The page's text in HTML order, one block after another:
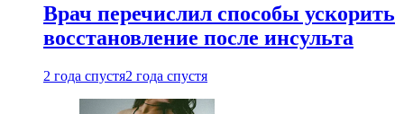
Врач перечислил способы ускорить
восстановление после инсульта
2 года спустя2 года спустя